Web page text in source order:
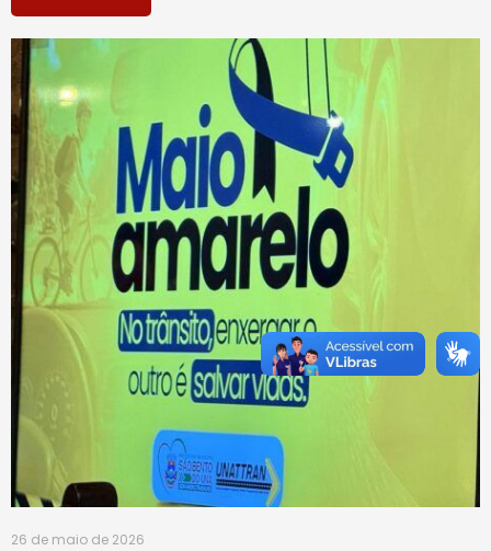
26 de maio de 2026